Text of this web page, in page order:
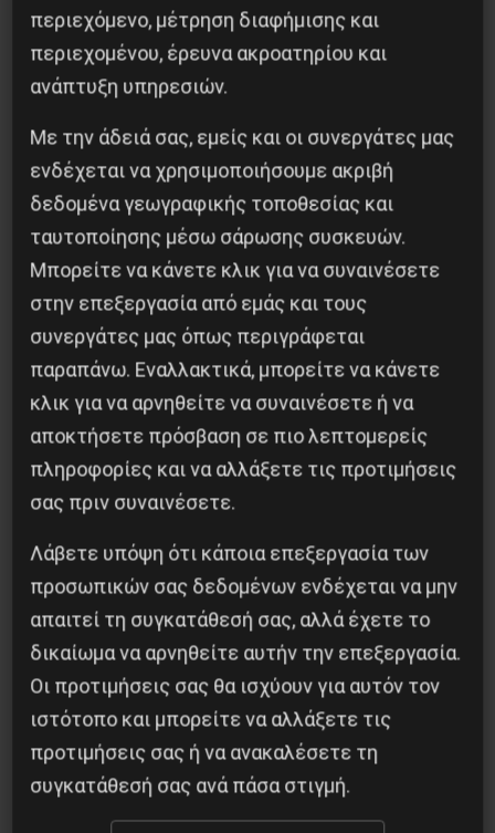
Η Μπουρκίνα Φάσο του Τραορέ αντι-
ιμπεριαλιστική σχισμή της ιστορίας
26 Μαΐου 2025
Διδάκτορας μαθηματικών στο Παρίσι ο
Αλέξανδρος Γιωτόπουλος
16 Ιουλίου 2021
περιεχόμενο, μέτρηση διαφήμισης και
περιεχομένου, έρευνα ακροατηρίου και
ανάπτυξη υπηρεσιών.
Με την άδειά σας, εμείς και οι συνεργάτες μας
ενδέχεται να χρησιμοποιήσουμε ακριβή
δεδομένα γεωγραφικής τοποθεσίας και
ταυτοποίησης μέσω σάρωσης συσκευών.
Μπορείτε να κάνετε κλικ για να συναινέσετε
στην επεξεργασία από εμάς και τους
συνεργάτες μας όπως περιγράφεται
παραπάνω. Εναλλακτικά, μπορείτε να κάνετε
κλικ για να αρνηθείτε να συναινέσετε ή να
αποκτήσετε πρόσβαση σε πιο λεπτομερείς
πληροφορίες και να αλλάξετε τις προτιμήσεις
σας πριν συναινέσετε.
Λάβετε υπόψη ότι κάποια επεξεργασία των
προσωπικών σας δεδομένων ενδέχεται να μην
απαιτεί τη συγκατάθεσή σας, αλλά έχετε το
δικαίωμα να αρνηθείτε αυτήν την επεξεργασία.
Οι προτιμήσεις σας θα ισχύουν για αυτόν τον
ιστότοπο και μπορείτε να αλλάξετε τις
προτιμήσεις σας ή να ανακαλέσετε τη
συγκατάθεσή σας ανά πάσα στιγμή.